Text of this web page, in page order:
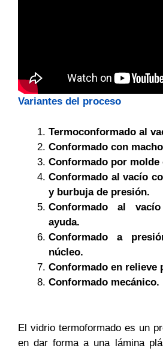
Variantes del proceso
Termoconformado al
Conformado con
Conformado por molde
Conformado al vacío
y burbuja de presión.
Conformado al
ayuda.
Conformado a
núcleo.
Conformado en relieve
Conformado mecánico.
El vidrio termoformado es un
en dar forma a una lámina